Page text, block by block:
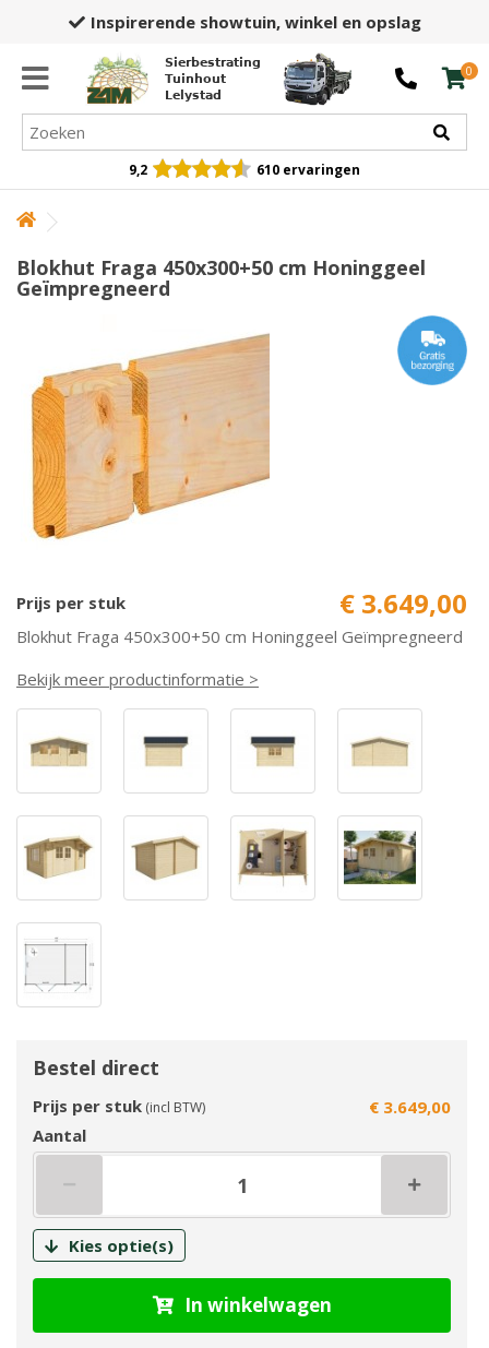
Inspirerende showtuin,winkel en opslag
Sierbestrating
Tuinhout
Lelystad
0
9,2 610 ervaringen
Blokhut Fraga 450x300+50 cm Honinggeel
Geïmpregneerd
Prijs per stuk € 3.649,00
Blokhut Fraga 450x300+50 cm Honinggeel Geïmpregneerd
Bekijk meer productinformatie >
Bestel direct
Prijs per stuk (incl BTW)
€ 3.649,00
Aantal
Kies optie(s)
In winkelwagen